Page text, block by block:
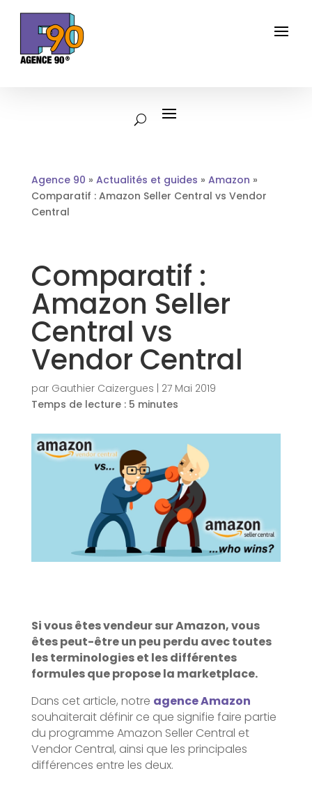
Agence 90 » Actualités et guides » Amazon »
Comparatif : Amazon Seller Central vs Vendor
Central
Comparatif :
Amazon Seller
Central vs
Vendor Central
par Gauthier Caizergues
27 Mai 2019
Temps de lecture : 5 minutes
Si vous êtes vendeur sur Amazon, vous
êtes peut-être un peu perdu avec toutes
les terminologies et les différentes
formules que propose la marketplace.
Dans cet article, notre agence Amazon
souhaiterait définir ce que signifie faire partie
du programme Amazon Seller Central et
Vendor Central, ainsi que les principales
différences entre les deux.